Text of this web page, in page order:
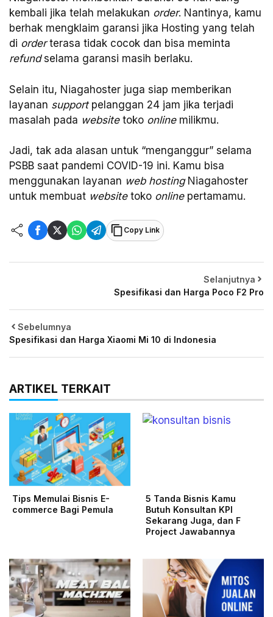
kembali jika telah melakukan order. Nantinya, kamu
berhak mengklaim garansi jika Hosting yang telah
di orderterasa tidak cocok dan bisa meminta
refundselama garansi masih berlaku.
Selain itu, Niagahoster juga siap memberikan
layanan support pelanggan 24 jam jika terjadi
masalah pada website toko online milikmu.
Jadi, tak ada alasan untuk “menganggur” selama
PSBB saat pandemi COVID-19 ini. Kamu bisa
menggunakan layanan web hosting Niagahoster
untuk membuat website toko online pertamamu.
Copy Link
Sebelumnya
Spesifikasi dan Harga Xiaomi Mi 10 di Indonesia
Selanjutnya
Spesifikasi dan Harga Poco F2 Pro
ARTIKEL TERKAIT
Tips Memulai Bisnis E-
commerce Bagi Pemula
5 Tanda Bisnis Kamu
Butuh Konsultan KPI
Sekarang Juga, dan F
Project Jawabannya